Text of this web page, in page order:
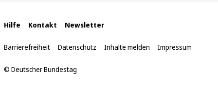
Interne
Links
Hilfe Kontakt Newsletter
Barrierefreiheit Datenschutz Inhalte melden Impressum
© Deutscher Bundestag